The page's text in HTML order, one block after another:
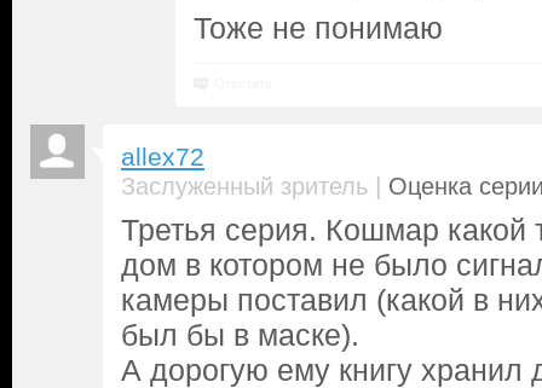
Тоже не понимаю
allex72
Заслуженный зритель | Оценка
Третья серия. Кошмар какой
дом в котором не было
камеры поставил (какой в
был бы в маске).
А дорогую ему книгу